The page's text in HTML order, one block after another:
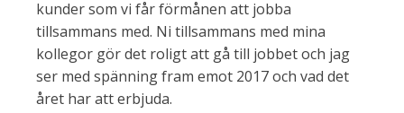
kunder som vi får förmånen att jobba
tillsammans med. Ni tillsammans med mina
kollegor gör det roligt att gå till jobbet och jag
ser med spänning fram emot 2017 och vad det
året har att erbjuda.